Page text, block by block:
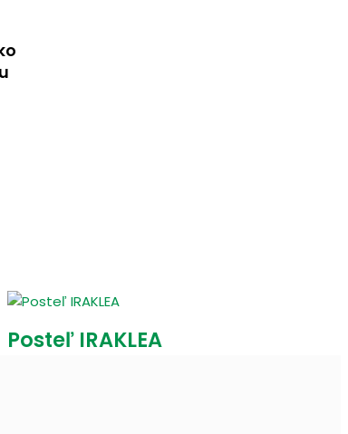
Posteľ IRAKLEA